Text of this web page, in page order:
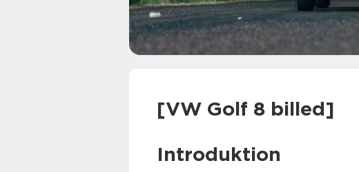
[VW Golf 8 billed]
Introduktion